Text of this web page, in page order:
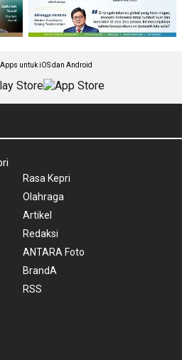
untuk iOS dan Android
Rasa Kepri
Olahraga
Artikel
Redaksi
ANTARA Foto
BrandA
RSS